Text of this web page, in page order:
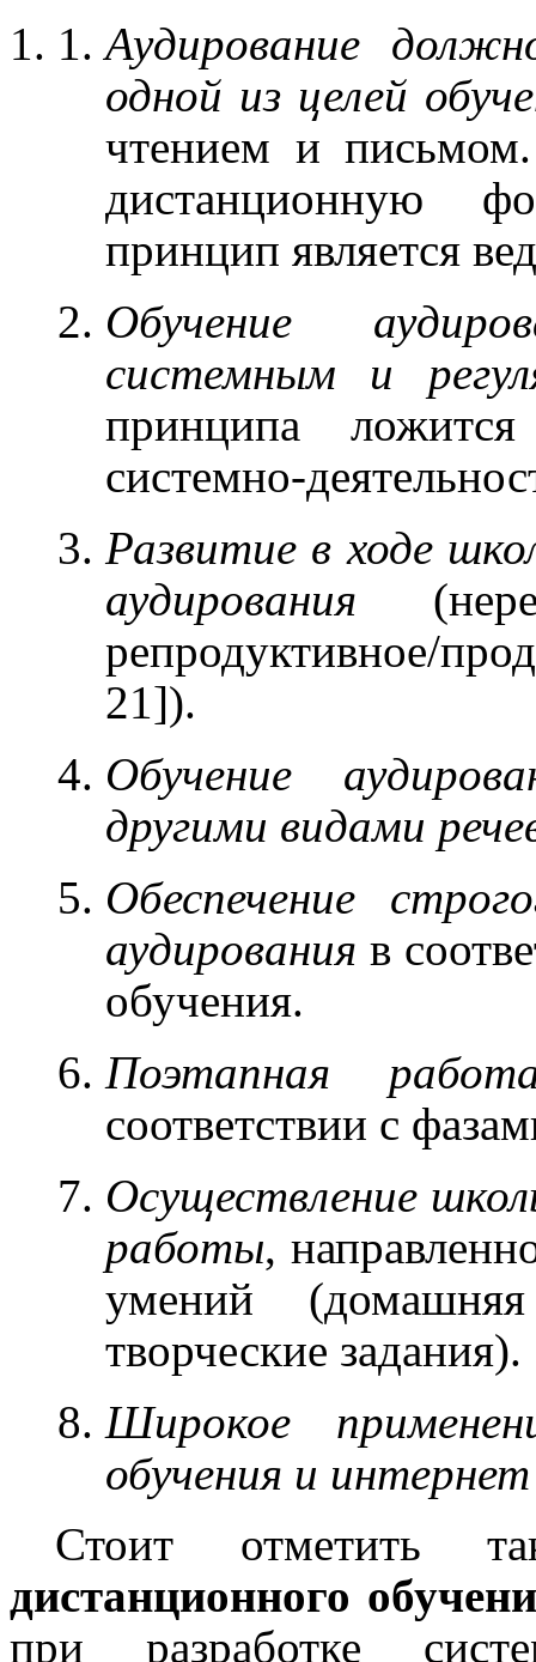
Аудирование
одной из целей
чтением и
дистанционную
принцип является
Обучение
системным и
принципа
системно-
Развитие в ходе
аудирования
репродуктивное/
21]).
Обучение
другими видами
Обеспечение
аудирования в
обучения.
Поэтапная
соответствии с
Осуществление
работы,
умений
творческие задания).
Широкое
обучения и
Стоит отметить
дистанционного
при разработке